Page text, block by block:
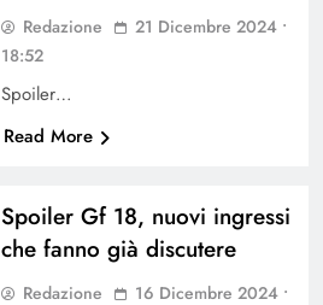
Redazione
21 Dicembre 2024 •
18:52
Spoiler…
Read More
Spoiler Gf 18, nuovi ingressi
che fanno già discutere
Redazione 16 Dicembre 2024 •